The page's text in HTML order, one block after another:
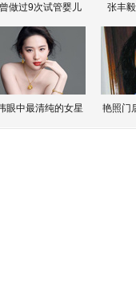
做过9次试管婴儿 张丰
眼中最清纯的女星 艳照门